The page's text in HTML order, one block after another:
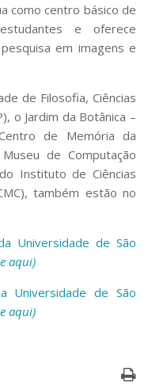
como centro básico de
e oferece
em imagens e
de Filosofia, Ciências
o Jardim da Botânica –
de Memória da
de Computação
Instituto de Ciências
também estão no
Universidade de São
aqui)
Universidade de São
aqui)